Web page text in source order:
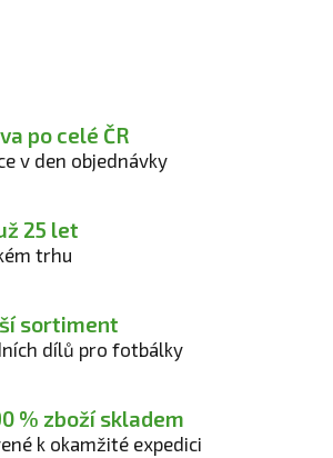
po celé ČR
v den objednávky
25 let
trhu
sortiment
dílů pro fotbálky
% zboží skladem
k okamžité expedici